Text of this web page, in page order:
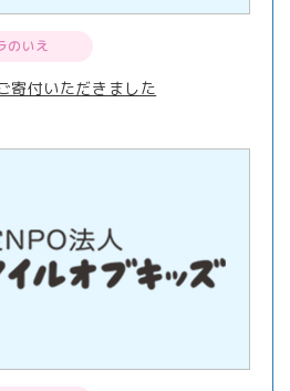
のいえ
寄付いただきました